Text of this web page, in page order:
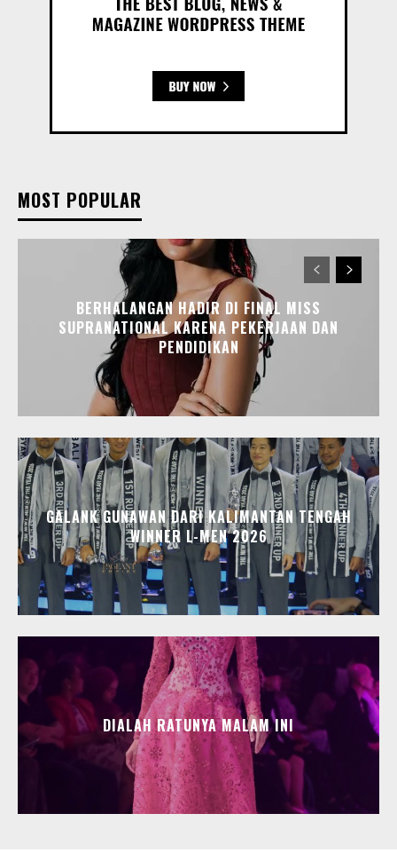
MOST POPULAR
BERHALANGAN HADIR DI FINAL MISS
SUPRANATIONAL KARENA PEKERJAAN DAN
PENDIDIKAN
GALANK GUNAWAN DARI KALIMANTAN TENGAH
WINNER L-MEN 2026
DIALAH RATUNYA MALAM INI